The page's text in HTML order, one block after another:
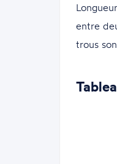
entre
trous